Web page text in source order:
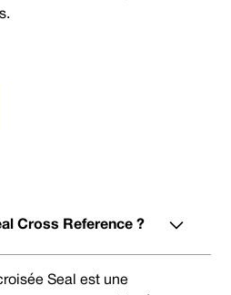
Cross Reference ?
Seal est une